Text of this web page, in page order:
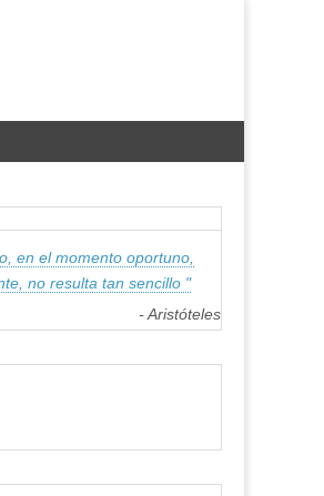
en el momento oportuno,
no resulta tan sencillo "
- Aristóteles